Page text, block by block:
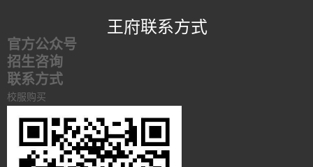
王府联系方式
官方公众号
招生咨询
联系方式
校服购买